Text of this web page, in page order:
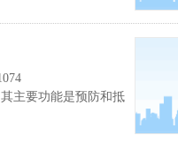
主要功能是预防和抵